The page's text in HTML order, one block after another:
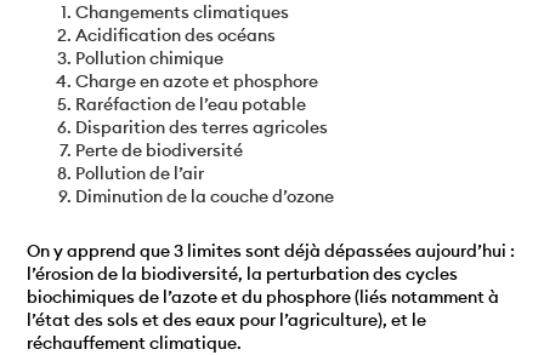
Changements climatiques
Acidification des océans
Pollution chimique
Charge en azote et phosphore
Raréfaction de l’eau potable
Disparition des terres agricoles
Perte de biodiversité
Pollution de l’air
Diminution de la couche d’ozone
On y apprend que 3 limites sont déjà dépassées aujourd’hui :
l’érosion de la biodiversité, la perturbation des cycles
biochimiques de l’azote et du phosphore (liés notamment à
l’état des sols et des eaux pour l’agriculture), et le
réchauffement climatique.